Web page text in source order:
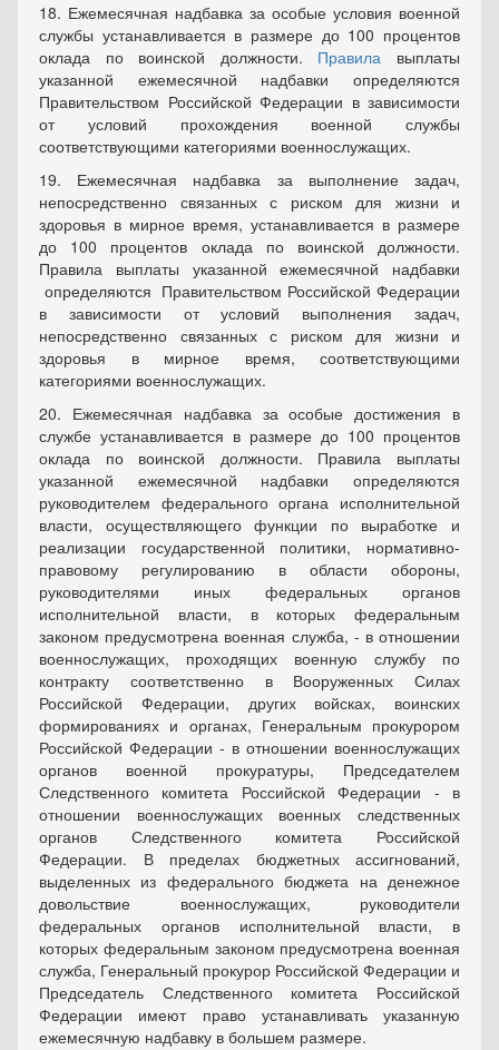
18. Ежемесячная надбавка за особые условия военной
службы устанавливается в размере до 100 процентов
оклада по воинской должности. Правила выплаты
указанной ежемесячной надбавки определяются
Правительством Российской Федерации в зависимости
от условий прохождения военной службы
соответствующими категориями военнослужащих.
19. Ежемесячная надбавка за выполнение задач,
непосредственно связанных с риском для жизни и
здоровья в мирное время, устанавливается в размере
до 100 процентов оклада по воинской должности.
Правила выплаты указанной ежемесячной надбавки
определяются Правительством Российской Федерации
в зависимости от условий выполнения задач,
непосредственно связанных с риском для жизни и
здоровья в мирное время, соответствующими
категориями военнослужащих.
20. Ежемесячная надбавка за особые достижения в
службе устанавливается в размере до 100 процентов
оклада по воинской должности. Правила выплаты
указанной ежемесячной надбавки определяются
руководителем федерального органа исполнительной
власти, осуществляющего функции по выработке и
реализации государственной политики, нормативно-
правовому регулированию в области обороны,
руководителями иных федеральных органов
исполнительной власти, в которых федеральным
законом предусмотрена военная служба, - в отношении
военнослужащих, проходящих военную службу по
контракту соответственно в Вооруженных Силах
Российской Федерации, других войсках, воинских
формированиях и органах, Генеральным прокурором
Российской Федерации - в отношении военнослужащих
органов военной прокуратуры, Председателем
Следственного комитета Российской Федерации - в
отношении военнослужащих военных следственных
органов Следственного комитета Российской
Федерации. В пределах бюджетных ассигнований,
выделенных из федерального бюджета на денежное
довольствие военнослужащих, руководители
федеральных органов исполнительной власти, в
которых федеральным законом предусмотрена военная
служба, Генеральный прокурор Российской Федерации и
Председатель Следственного комитета Российской
Федерации имеют право устанавливать указанную
ежемесячную надбавку в большем размере.